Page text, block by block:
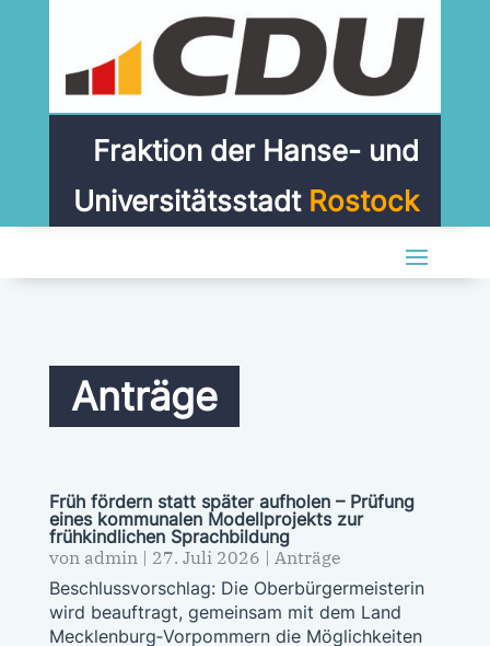
Fraktion der Hanse- und
Universitätsstadt Rostock
Anträge
Früh fördern statt später aufholen – Prüfung
eines kommunalen Modellprojekts zur
frühkindlichen Sprachbildung
von admin| 27. Juli 2026 | Anträge
Beschlussvorschlag: Die Oberbürgermeisterin
wird beauftragt, gemeinsam mit dem Land
Mecklenburg‑Vorpommern die Möglichkeiten